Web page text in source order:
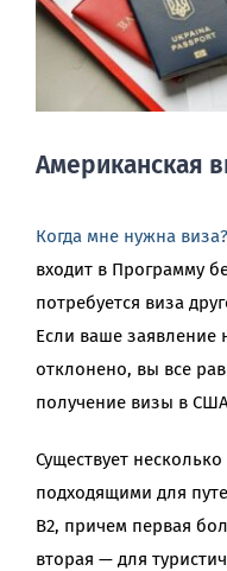
Американская
Когда мне нужна виза?
входит в Программу
потребуется виза
Если ваше заявление
отклонено, вы все
получение визы в
Существует
подходящими для
B2, причем первая
вторая — для